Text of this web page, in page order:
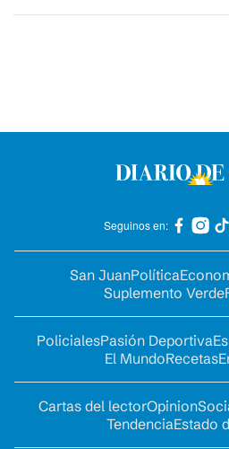
Seguinos en:
San JuanPolítica
Suplemento Verde
PolicialesPasión Deportiva
El MundoRecetas
Cartas del lectorOpinion
TendenciaEstado